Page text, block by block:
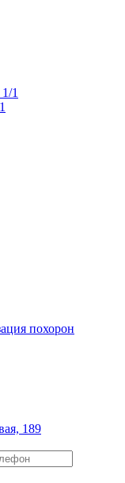
похорон
189